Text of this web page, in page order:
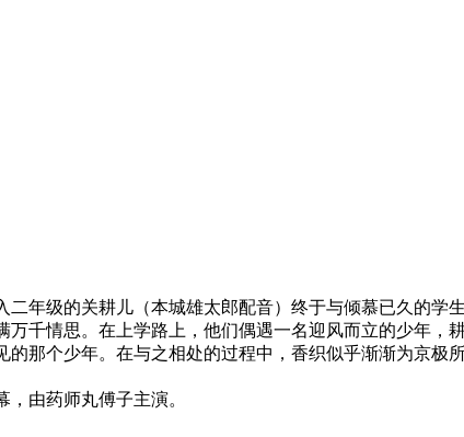
年级的关耕儿（本城雄太郎配音）终于与倾慕已久的学
千情思。在上学路上，他们偶遇一名迎风而立的少年，
那个少年。在与之相处的过程中，香织似乎渐渐为京极
由药师丸傅子主演。